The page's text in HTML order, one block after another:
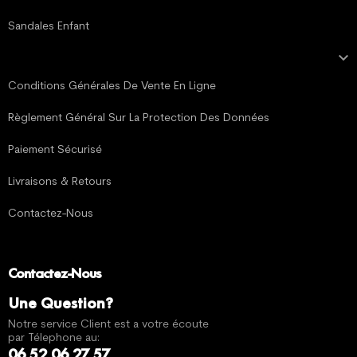
Sandales Enfant

Conditions Générales De Vente En Ligne
Règlement Général Sur La Protection Des Données
Paiement Sécurisé
Livraisons & Retours
Contactez-Nous
Contactez-Nous
Une Question?
Notre service Client est a votre écoute
par Télephone au: